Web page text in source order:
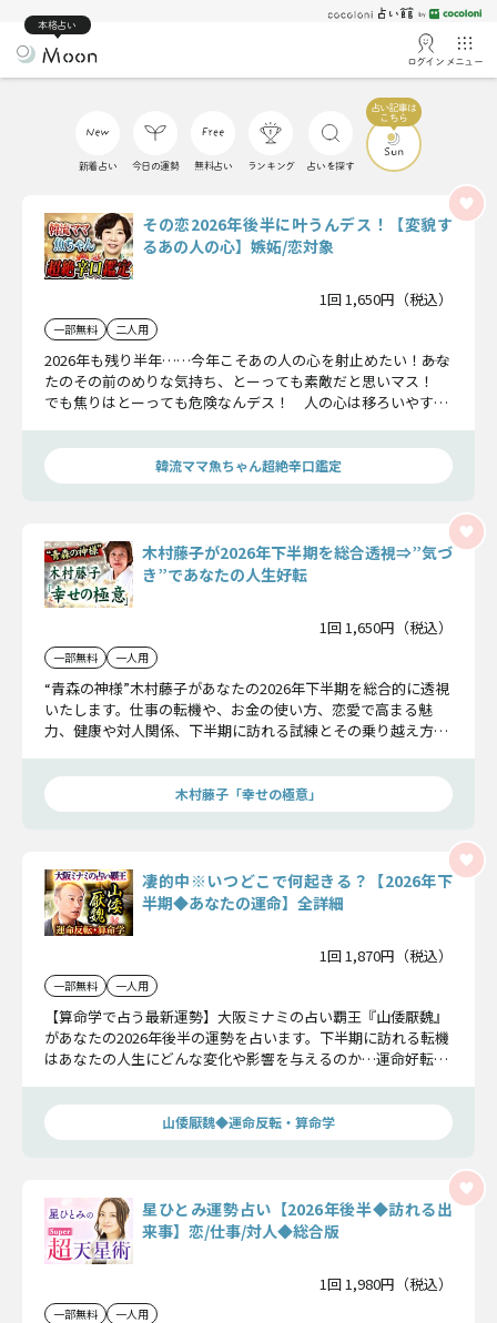
本格占い
ログイン メニュー
新着占い 今日の運勢 無料占い ランキング 占いを探す
その恋2026年後半に叶うんデス！【変貌す
るあの人の心】嫉妬/恋対象
1回 1,650円（税込）
一部無料 二人用
2026年も残り半年……今年こそあの人の心を射止めたい！――あな
たのその前のめりな気持ち、とーっても素敵だと思いマス！
でも焦りはとーっても危険なんデス！ 人の心は移ろいやすい
【変貌】の様相を知ってからでも遅くはないデスよーー。
韓流ママ魚ちゃん超絶辛口鑑定
木村藤子が2026年下半期を総合透視⇒”気づ
き”であなたの人生好転
1回 1,650円（税込）
一部無料 一人用
“青森の神様”木村藤子があなたの2026年下半期を総合的に透視
いたします。仕事の転機や、お金の使い方、恋愛で高まる魅
力、健康や対人関係、下半期に訪れる試練とその乗り越え方ま
木村藤子「幸せの極意」
凄的中※いつどこで何起きる？【2026年下
半期◆あなたの運命】全詳細
1回 1,870円（税込）
一部無料 一人用
【算命学で占う最新運勢】大阪ミナミの占い覇王『山倭厭魏』
があなたの2026年後半の運勢を占います。下半期に訪れる転機
はあなたの人生にどんな変化や影響を与えるのか…運命好転の
山倭厭魏◆運命反転・算命学
星ひとみ運勢占い【2026年後半◆訪れる出
来事】恋/仕事/対人◆総合版
1回 1,980円（税込）
一部無料 一人用